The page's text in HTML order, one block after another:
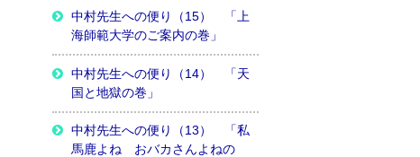
中村先生への便り（15） 「上
海師範大学のご案内の巻」
中村先生への便り（14） 「天
国と地獄の巻」
中村先生への便り（13） 「私
馬鹿よね おバカさんよねの